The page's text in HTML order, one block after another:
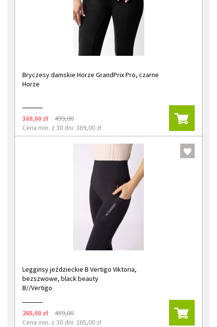
Bryczesy damskie Horze GrandPrix Pro, czarne
Horze
369,00 zł
499,00
Cena min. z 30 dni: 369,00 zł
Legginsy jeździeckie B Vertigo Viktoria,
bezszwowe, black beauty
B//Vertigo
265,00 zł
459,00
Cena min. z 30 dni: 265,00 zł